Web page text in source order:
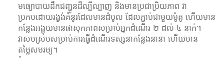
មធ្យោបាយដឹកជញ្ជូនដ៏ល្បីល្បាញ និងមានប្រជាប្រិយភាព វា
ប្រកបដោយរង្វង់គំនូរដែលមានដំបូល ដែលភ្ជាប់ជាមួយម៉ូតូ ហើយមាន
កន្លែងអង្គុយមានផាសុកភាពសម្រាប់អ្នកដំណើរ ២ ដល់ ៤ នាក់។
វាសមស្របសម្រាប់ការធ្វើដំណើរទស្សនាកន្លែងនានា ហើយមាន
តម្លៃសមរម្យ។